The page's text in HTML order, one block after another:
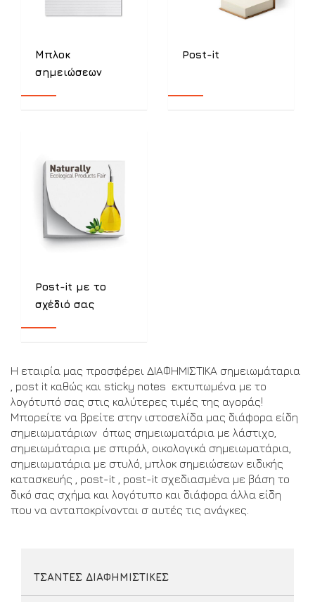
Μπλοκ
σημειώσεων
Post-it
Post-it με το
σχέδιό σας
Η εταιρία μας προσφέρει ΔΙΑΦΗΜΙΣΤΙΚΑ σημειωμάταρια
, post it καθώς και sticky notes εκτυπωμένα με το
λογότυπό σας στις καλύτερες τιμές της αγοράς!
Μπορείτε να βρείτε στην ιστοσελίδα μας διάφορα είδη
σημειωματάριων όπως σημειωματάρια με λάστιχο,
σημειωμάταρια με σπιράλ, οικολογικά σημειωματάρια,
σημειωματάρια με στυλό, μπλοκ σημειώσεων ειδικής
κατασκευής , post-it , post-it σχεδιασμένα με βάση το
δικό σας σχήμα και λογότυπο και διάφορα άλλα είδη
που να ανταποκρίνονται σ αυτές τις ανάγκες.
ΤΣΑΝΤΕΣ ΔΙΑΦΗΜΙΣΤΙΚΕΣ